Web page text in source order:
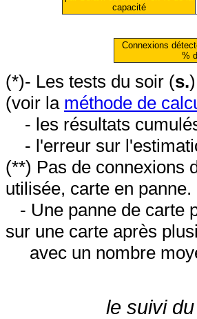
capacité
Connexions
%
(*)- Les tests du soir (s.
(voir la méthode de
- les résultats
- l'erreur sur
(**) Pas de connexions
utilisée, carte en panne.
- Une panne de carte
sur une carte après
avec un nombre
le suivi